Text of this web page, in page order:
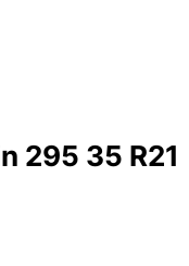
295 35 R21